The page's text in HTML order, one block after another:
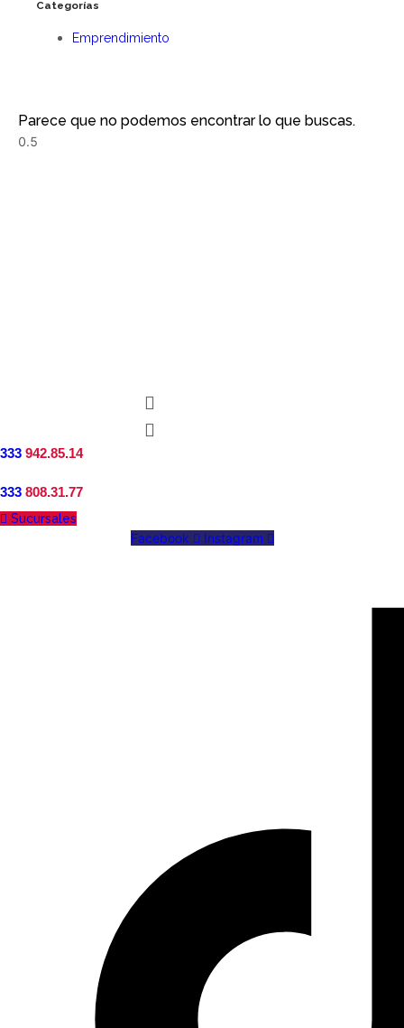
Categorías
Emprendimiento
Parece que no podemos encontrar lo que buscas.
333 942.85.14
333 808.31.77
Sucursales
Facebook Instagram